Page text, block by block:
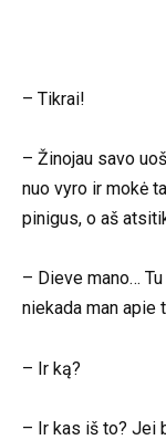
– Tikrai!
– Žinojau savo
nuo vyro ir mokė
pinigus, o aš
– Dieve mano…
niekada man apie
– Ir ką?
– Ir kas iš to? Jei